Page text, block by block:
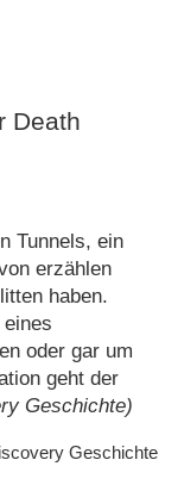
Death
Tunnels, ein
erzählen
haben.
oder gar um
geht der
Geschichte)
Geschichte